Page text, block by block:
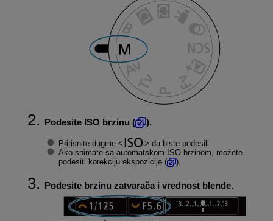
Podesite ISO brzinu ( ).
Pritisnite dugme
da biste podesili.
Ako snimate sa automatskom ISO brzinom, možete
podesiti korekciju ekspozicije (
).
Podesite brzinu zatvarača i vrednost blende.